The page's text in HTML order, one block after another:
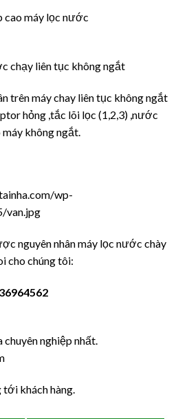
chạy liên tục không ngắt
trên máy chay liên tục không ngắt
hỏng ,tắc lõi lọc (1,2,3) ,nước
không ngắt.
nguyên nhân máy lọc nước chày
cho chúng tôi:
nghiệp nhất.
khách hàng.